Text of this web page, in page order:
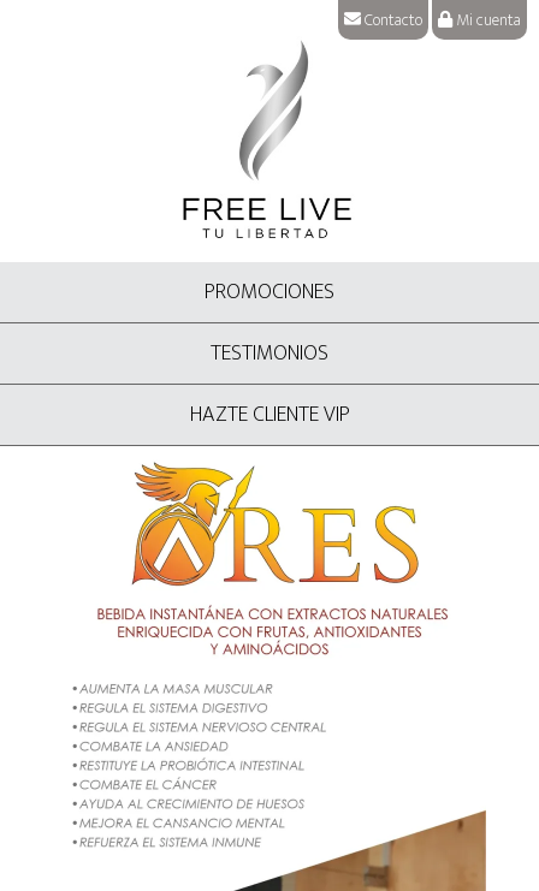
Contacto Mi cuenta
PROMOCIONES
TESTIMONIOS
HAZTE CLIENTE VIP